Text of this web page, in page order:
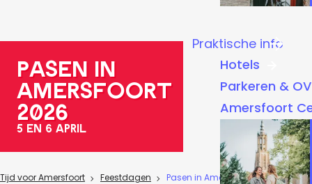
e
Praktische info
Hotels
Parkeren & OV
Amersfoort
PASEN iN
AMERSFOORT
2026
5 EN 6 APRIL
Tijd voor Amersfoort Feestdagen Pasen in Amersfoort 2026